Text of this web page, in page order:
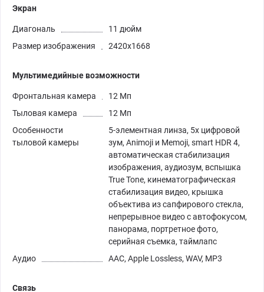
Экран
Диагональ
11 дюйм
Размер изображения
2420x1668
Мультимедийные возможности
Фронтальная камера
12 Мп
Тыловая камера
12 Мп
Особенности
тыловой камеры
5-элементная линза, 5х цифровой
зум, Animoji и Memoji, smart HDR 4,
автоматическая стабилизация
изображения, аудиозум, вспышка
True Tone, кинемато­графическая
стабилизация видео, крышка
объектива из сапфирового стекла,
непрерывное видео с автофокусом,
панорама, портретное фото,
серийная съемка, таймлапс
Аудио
AAC, Apple Lossless, WAV, MP3
Связь